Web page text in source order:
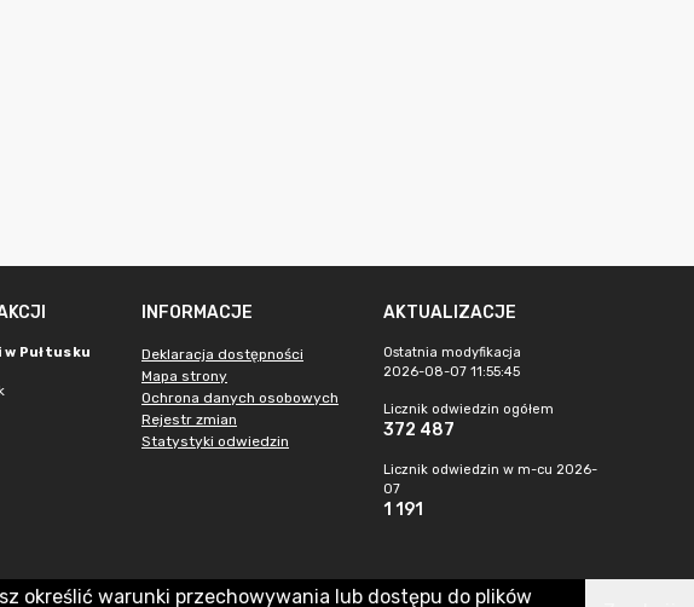
w Pułtusku
INFORMACJE
Deklaracja dostępności
Mapa strony
Ochrona danych osobowych
Rejestr zmian
Statystyki odwiedzin
AKTUALIZACJE
Ostatnia modyfikacja
2026-08-07 11:55:45
Licznik odwiedzin ogółem
372 487
Licznik odwiedzin w m-cu 2026-
07
1 191
określić warunki przechowywania lub dostępu do plików